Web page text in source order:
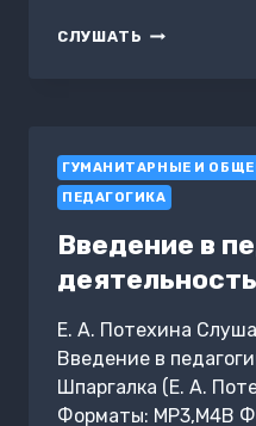
СЛУШАТЬ EVRENİN
/
EVRİMSEL
TIP
—
DAMGA
TAŞIDIĞIMIZ
İZLERI…
ГУМАНИТАРНЫЕ И
ПЕДАГОГИКА
Введение в
Е. А. Потехина
Введение в
Шпаргалка (Е. А.
Форматы: MP3,M4B